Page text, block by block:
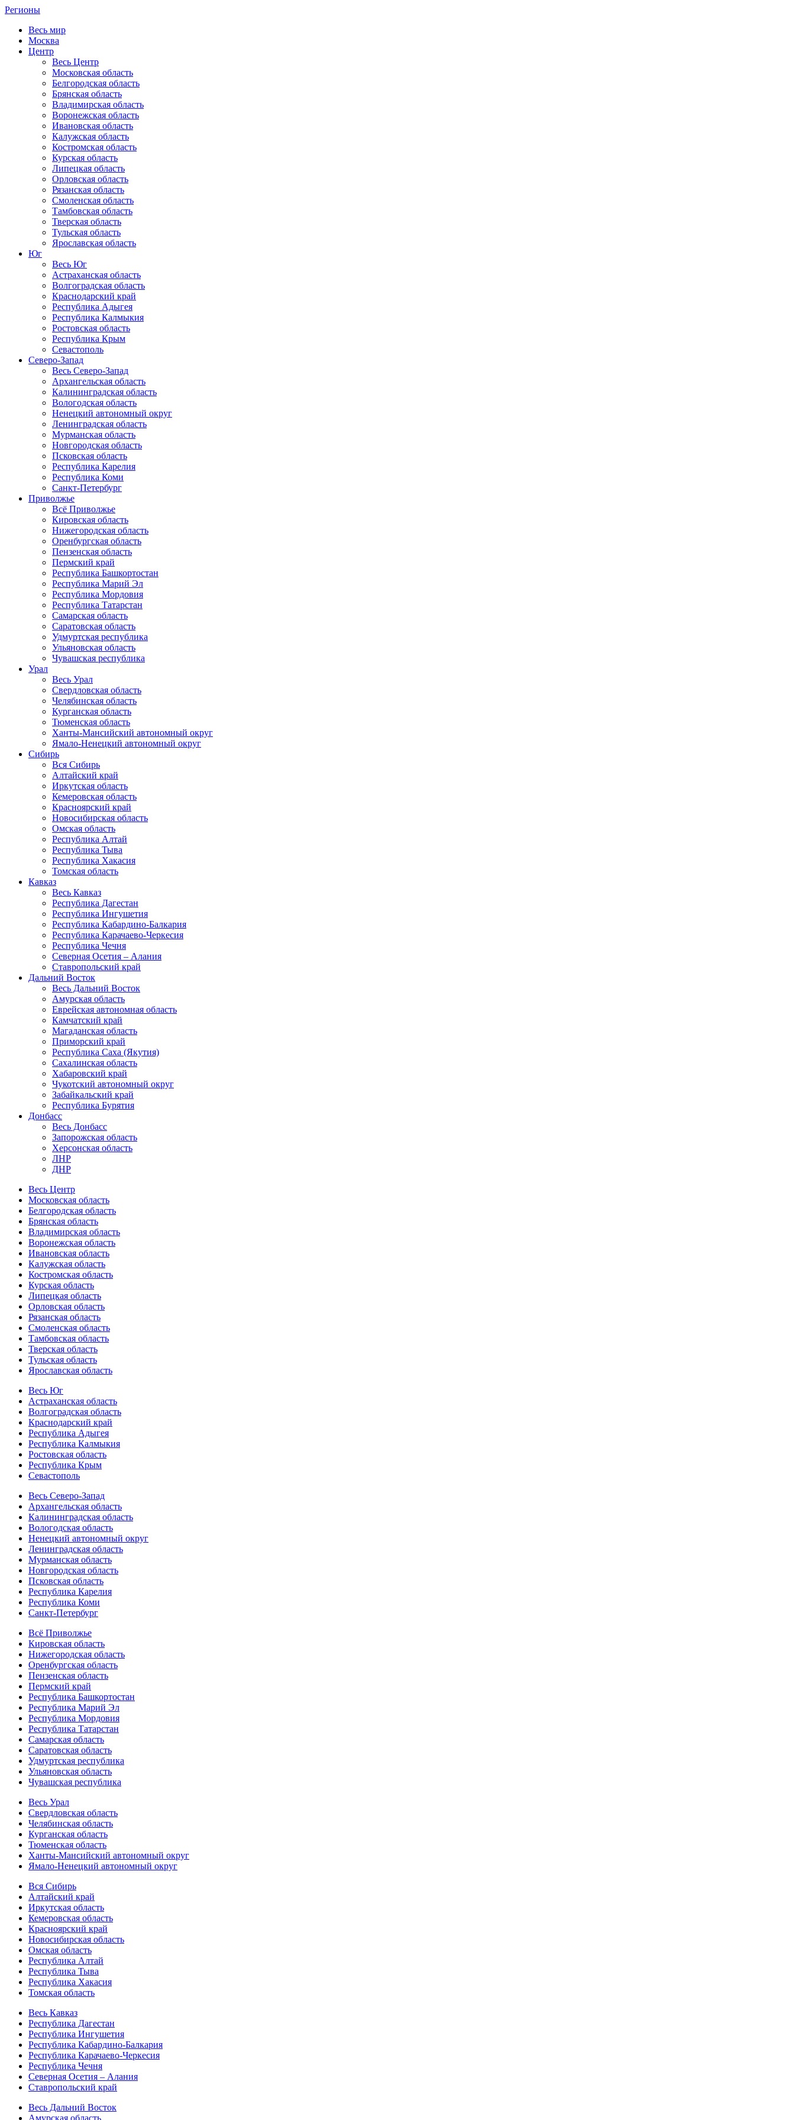
Регионы
Весь мир
Москва
Центр
Весь Центр
Московская область
Белгородская область
Брянская область
Владимирская область
Воронежская область
Ивановская область
Калужская область
Костромская область
Курская область
Липецкая область
Орловская область
Рязанская область
Смоленская область
Тамбовская область
Тверская область
Тульская область
Ярославская область
Юг
Весь Юг
Астраханская область
Волгоградская область
Краснодарский край
Республика Адыгея
Республика Калмыкия
Ростовская область
Республика Крым
Севастополь
Северо-Запад
Весь Северо-Запад
Архангельская область
Калининградская область
Вологодская область
Ненецкий автономный округ
Ленинградская область
Мурманская область
Новгородская область
Псковская область
Республика Карелия
Республика Коми
Санкт-Петербург
Приволжье
Всё Приволжье
Кировская область
Нижегородская область
Оренбургская область
Пензенская область
Пермский край
Республика Башкортостан
Республика Марий Эл
Республика Мордовия
Республика Татарстан
Самарская область
Саратовская область
Удмуртская республика
Ульяновская область
Чувашская республика
Урал
Весь Урал
Свердловская область
Челябинская область
Курганская область
Тюменская область
Ханты-Мансийский автономный округ
Ямало-Ненецкий автономный округ
Сибирь
Вся Сибирь
Алтайский край
Иркутская область
Кемеровская область
Красноярский край
Новосибирская область
Омская область
Республика Алтай
Республика Тыва
Республика Хакасия
Томская область
Кавказ
Весь Кавказ
Республика Дагестан
Республика Ингушетия
Республика Кабардино-Балкария
Республика Карачаево-Черкесия
Республика Чечня
Северная Осетия – Алания
Ставропольский край
Дальний Восток
Весь Дальний Восток
Амурская область
Еврейская автономная область
Камчатский край
Магаданская область
Приморский край
Республика Саха (Якутия)
Сахалинская область
Хабаровский край
Чукотский автономный округ
Забайкальский край
Республика Бурятия
Донбасс
Весь Донбасс
Запорожская область
Херсонская область
ЛНР
ДНР
Весь Центр
Московская область
Белгородская область
Брянская область
Владимирская область
Воронежская область
Ивановская область
Калужская область
Костромская область
Курская область
Липецкая область
Орловская область
Рязанская область
Смоленская область
Тамбовская область
Тверская область
Тульская область
Ярославская область
Весь Юг
Астраханская область
Волгоградская область
Краснодарский край
Республика Адыгея
Республика Калмыкия
Ростовская область
Республика Крым
Севастополь
Весь Северо-Запад
Архангельская область
Калининградская область
Вологодская область
Ненецкий автономный округ
Ленинградская область
Мурманская область
Новгородская область
Псковская область
Республика Карелия
Республика Коми
Санкт-Петербург
Всё Приволжье
Кировская область
Нижегородская область
Оренбургская область
Пензенская область
Пермский край
Республика Башкортостан
Республика Марий Эл
Республика Мордовия
Республика Татарстан
Самарская область
Саратовская область
Удмуртская республика
Ульяновская область
Чувашская республика
Весь Урал
Свердловская область
Челябинская область
Курганская область
Тюменская область
Ханты-Мансийский автономный округ
Ямало-Ненецкий автономный округ
Вся Сибирь
Алтайский край
Иркутская область
Кемеровская область
Красноярский край
Новосибирская область
Омская область
Республика Алтай
Республика Тыва
Республика Хакасия
Томская область
Весь Кавказ
Республика Дагестан
Республика Ингушетия
Республика Кабардино-Балкария
Республика Карачаево-Черкесия
Республика Чечня
Северная Осетия – Алания
Ставропольский край
Весь Дальний Восток
Амурская область